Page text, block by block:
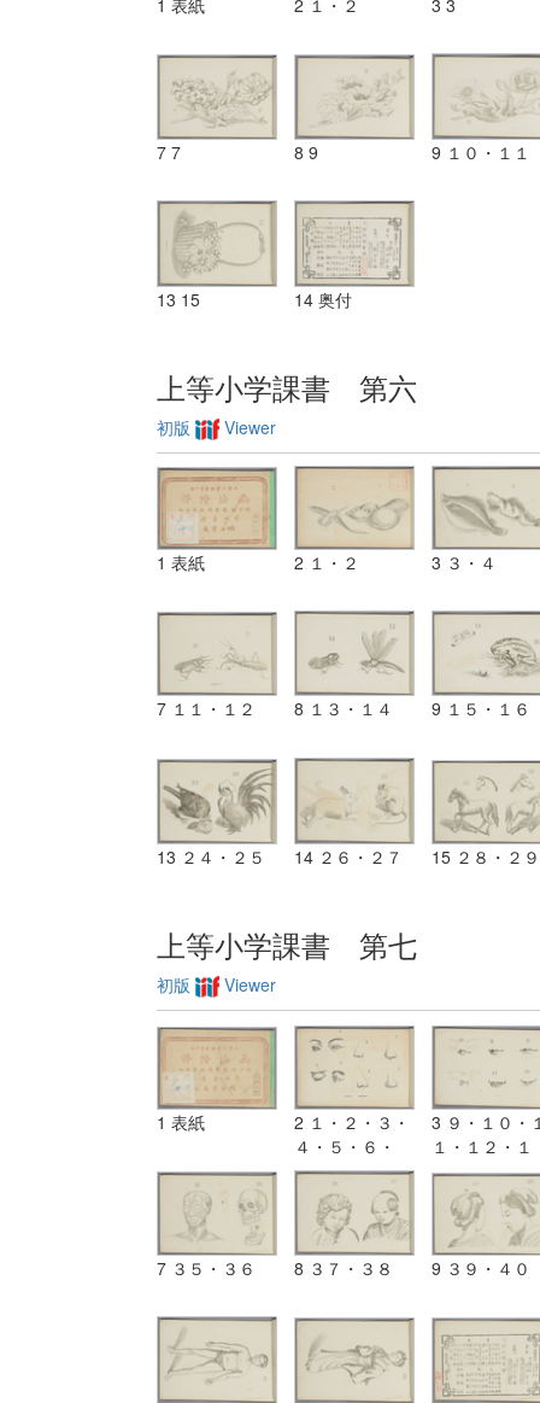
7 7 8 9 9 １０・１１
13 15 14 奥付
上等小学課書 第六
初版 Viewer
1 表紙 2 １・２ 3 ３・４
7 １１・１２ 8 １３・１４ 9 １５・１６
13 ２４・２５ 14 ２６・２７ 15 ２８・２９
上等小学課書 第七
初版 Viewer
1 表紙
2 １・２・３・
４・５・６・
７・８
3 ９・１０・
１・１２・１
３・１４
7 ３５・３６ 8 ３７・３８ 9 ３９・４０